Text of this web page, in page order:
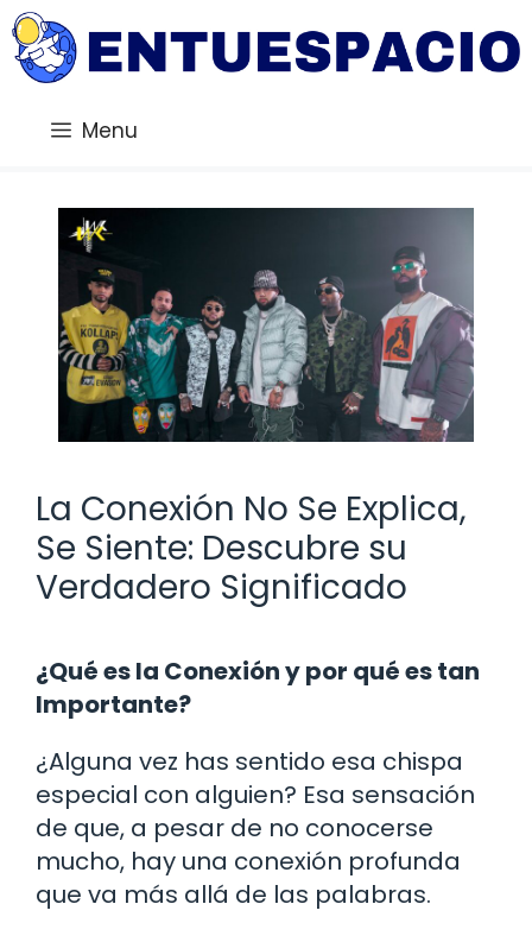
Saltar
al
contenido
Menu
La Conexión No Se Explica,
Se Siente: Descubre su
Verdadero Significado
¿Qué es la Conexión y por qué es tan
Importante?
¿Alguna vez has sentido esa chispa
especial con alguien? Esa sensación
de que, a pesar de no conocerse
mucho, hay una conexión profunda
que va más allá de las palabras.